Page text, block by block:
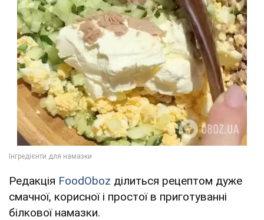
Редакція FoodOboz ділиться рецептом дуже
смачної, корисної і простої в приготуванні
білкової намазки.